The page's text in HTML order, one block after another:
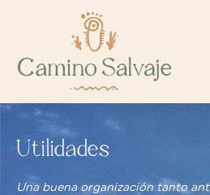
Utilidades
Una buena organización tanto